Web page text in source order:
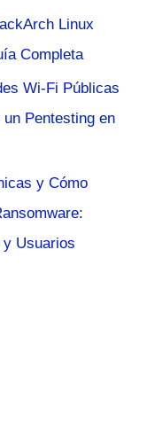
Linux
Completa
Wi-Fi Públicas
Pentesting en
y Cómo
Usuarios